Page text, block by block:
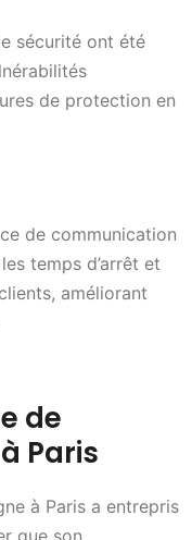
sécurité ont été
de protection en
de communication
temps d’arrêt et
améliorant
de
Paris
à Paris a entrepris